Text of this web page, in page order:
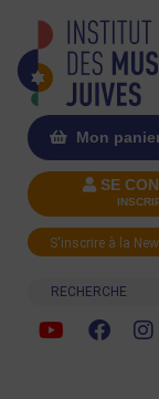
Mon
SE
S'inscrire à la
Recherche